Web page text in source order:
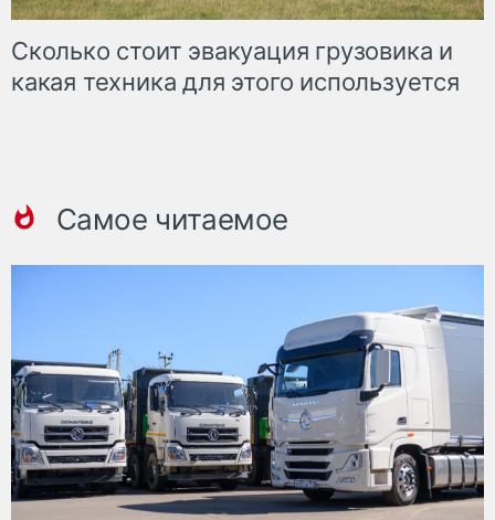
Сколько стоит эвакуация грузовика и
какая техника для этого используется
Самое читаемое